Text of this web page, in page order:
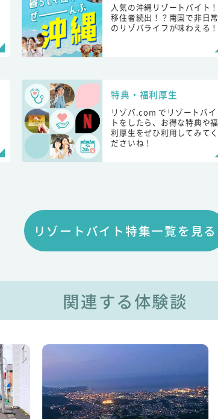
人気の沖縄リゾートバイト！
移住者続出！？南国で非日常
のリゾバライフが味わえる！
特典・福利厚生
リゾバ.com でリゾートバイ
トをしたら、お得な特典や福
利厚生をぜひ利用してみてく
ださいね！
リゾートバイト特集一覧を見る
関連する体験談